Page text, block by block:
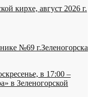
кирхе, август 2026 г.
№69 г.Зеленогорска
в 17:00 –
в Зеленогорской